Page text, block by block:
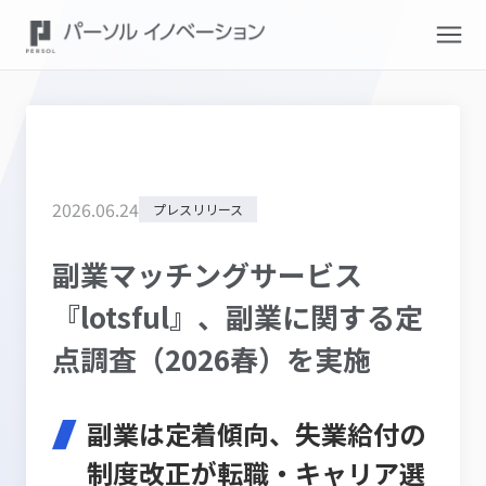
2026.06.24 プレスリリース
副業マッチングサービス
『lotsful』、副業に関する定
点調査（2026春）を実施
副業は定着傾向、失業給付の
制度改正が転職・キャリア選